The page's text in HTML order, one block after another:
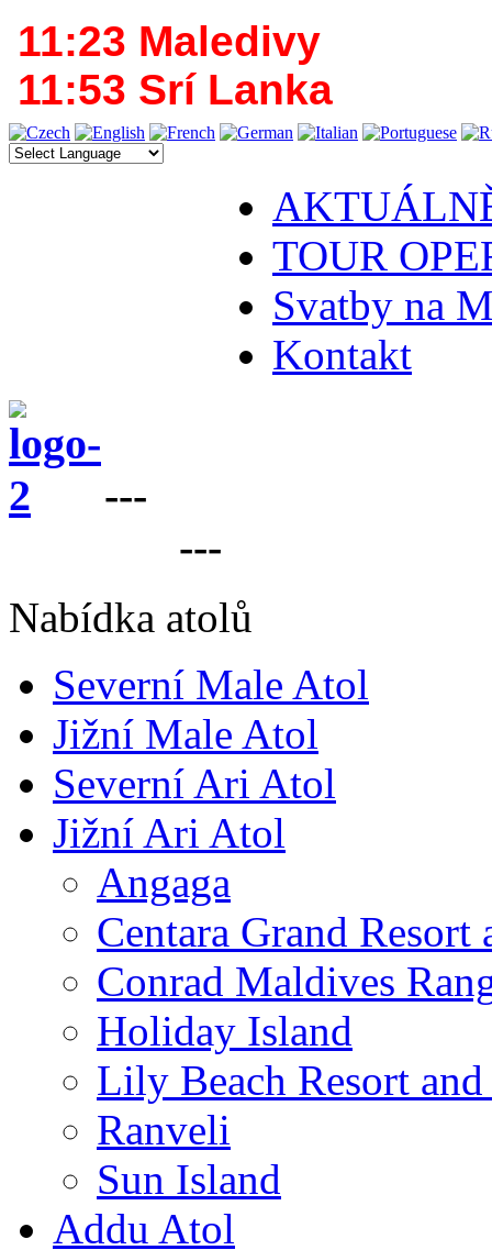
11:23 Maledivy
11:53 Srí Lanka
TOUR
Svatby na
Kontakt
---
---
Nabídka atolů
Severní Male Atol
Jižní Male Atol
Severní Ari Atol
Jižní Ari Atol
Angaga
Centara Grand Resort
Conrad Maldives
Holiday Island
Lily Beach Resort
Ranveli
Sun Island
Addu Atol